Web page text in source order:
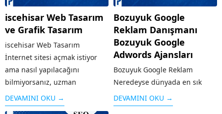
iscehisar Web Tasarım
ve Grafik Tasarım
iscehisar Web Tasarım
İnternet sitesi açmak istiyor
ama nasıl yapılacağını
bilmiyorsanız, uzman
tasarımcılar tarafından kısa
sürede hazırlanacak web
DEVAMINI OKU →
Bozuyuk Google
Reklam Danışmanı
Bozuyuk Google
Adwords Ajansları
Bozuyuk Google Reklam
Neredeyse dünyada en sık
kullanılan arama motoru olan
Google’ın sunduğu reklam
DEVAMINI OKU →